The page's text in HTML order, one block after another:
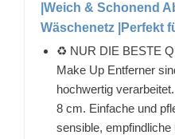
|Weich & Schonend
Wäschenetz |Perfekt
♻️ NUR DIE BESTE
Make Up Entferner
hochwertig
8 cm. Einfache und
sensible,